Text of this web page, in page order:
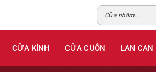
CỬA KÍNH CỬA CUỐN LAN CAN